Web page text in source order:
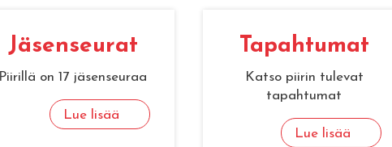
Jä­sen­seu­rat
Piirillä on 17 jäsenseuraa
Lue lisää
Ta­pah­tu­mat
Katso piirin tulevat
tapahtumat
Lue lisää